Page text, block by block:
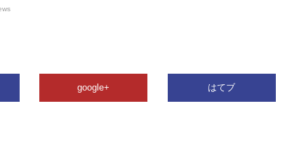
google+ はてブ